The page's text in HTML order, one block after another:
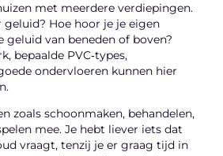
met meerdere verdiepingen.
geluid? Hoe hoor je je eigen
geluid van beneden of boven?
bepaalde PVC‑types,
ondervloeren kunnen hier
zoals schoonmaken, behandelen,
mee. Je hebt liever iets dat
vraagt, tenzij je er graag tijd in